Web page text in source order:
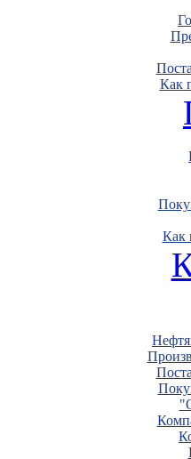
Как
Как